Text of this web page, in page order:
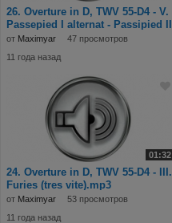
26. Overture in D, TWV 55-D4 - V.
Passepied I alternat - Passipied
от Maximyar
47 просмотров
11 года назад
01:32
24. Overture in D, TWV 55-D4 - III.
Furies (tres vite).mp3
от Maximyar
53 просмотров
11 года назад